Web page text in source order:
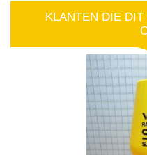
KLANTEN DIE